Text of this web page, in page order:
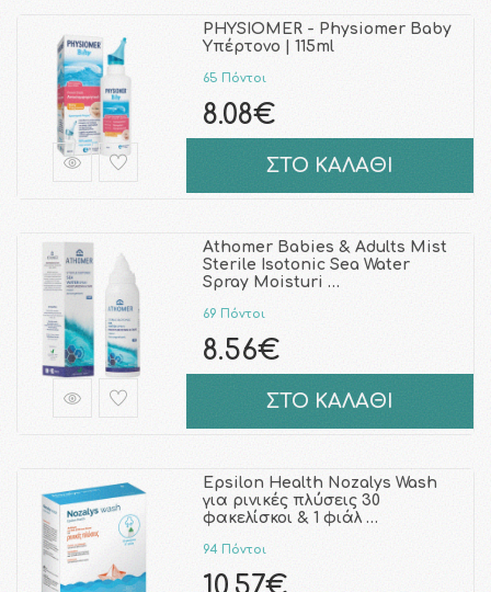
PHYSIOMER - Physiomer Baby
Υπέρτονο | 115ml
65 Πόντοι
8.08€
ΣΤΟ ΚΑΛΑΘΙ
Athomer Babies & Adults Mist
Sterile Isotonic Sea Water
Spray Moisturi …
69 Πόντοι
8.56€
ΣΤΟ ΚΑΛΑΘΙ
Epsilon Health Nozalys Wash
για ρινικές πλύσεις 30
φακελίσκοι & 1 φιάλ …
94 Πόντοι